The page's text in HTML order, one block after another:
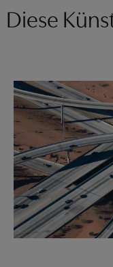
Diese